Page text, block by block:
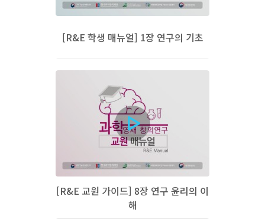
[R&E 학생 매뉴얼] 1장 연구의 기초
[R&E 교원 가이드] 8장 연구 윤리의 이
해